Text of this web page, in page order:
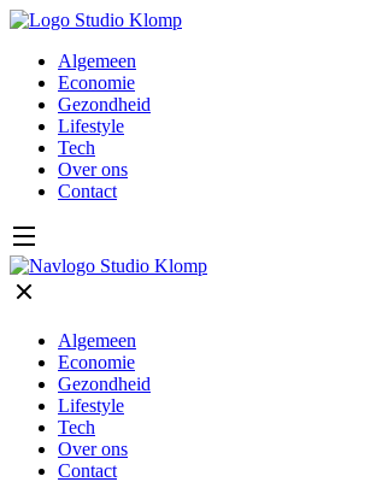
Algemeen
Economie
Gezondheid
Lifestyle
Tech
Over ons
Contact
Algemeen
Economie
Gezondheid
Lifestyle
Tech
Over ons
Contact